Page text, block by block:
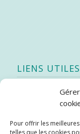
Pour offrir les
telles que les cookies
LIENS UTILES
Quoi de neuf
Stratégie